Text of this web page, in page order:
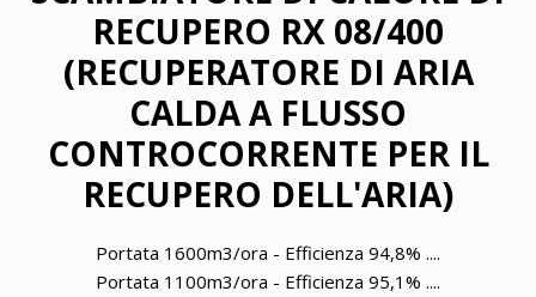
RECUPERO RX 08/400
(RECUPERATORE DI ARIA
CALDA A FLUSSO
CONTROCORRENTE PER IL
RECUPERO DELL'ARIA)
Portata 1600m3/ora - Efficienza 94,8% ....
Portata 1100m3/ora - Efficienza 95,1% ....